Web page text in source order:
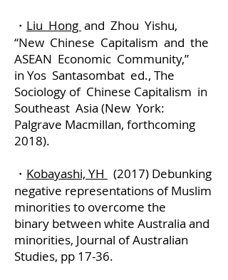
・ Liu Hong and Zhou Yishu,
“New Chinese Capitalism and the
ASEAN Economic Community,”
in Yos Santasombat ed., The
Sociology of Chinese Capitalism in
Southeast Asia (New York:
Palgrave Macmillan, forthcoming
2018).
・ Kobayashi, YH
(2017) Debunking
negative representations of Muslim
minorities to overcome the
binary between white Australia and
minorities, Journal of Australian
Studies, pp 17-36.